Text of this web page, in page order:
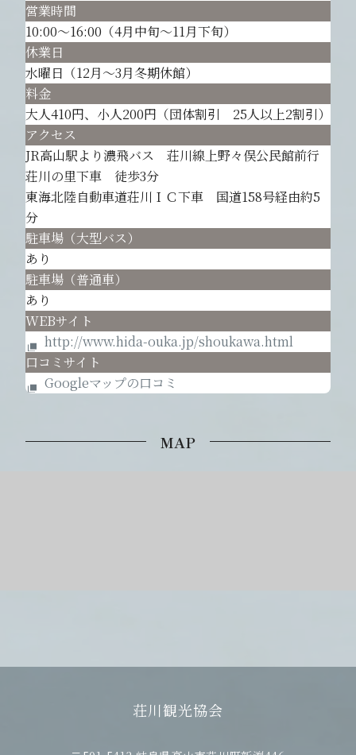
営業時間
10:00～16:00（4月中旬～11月下旬）
休業日
水曜日（12月～3月冬期休館）
料金
大人410円、小人200円（団体割引 25人以上2割引）
アクセス
JR高山駅より濃飛バス 荘川線上野々俣公民館前行
荘川の里下車 徒歩3分
東海北陸自動車道荘川ＩＣ下車 国道158号経由約5
分
駐車場（大型バス）
あり
駐車場（普通車）
あり
WEBサイト
http://www.hida-ouka.jp/shoukawa.html
口コミサイト
Googleマップの口コミ
MAP
荘川観光協会